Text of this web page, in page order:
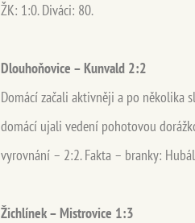
ŽK: 1:0. Diváci: 80.
Dlouhoňovice – Kunvald 2:2
Domácí začali aktivněji a po několika
domácí ujali vedení pohotovou
vyrovnání – 2:2. Fakta – branky:
Žichlínek – Mistrovice 1:3